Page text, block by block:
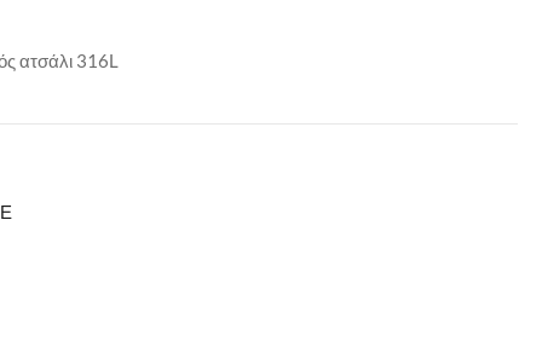
ατσάλι 316L